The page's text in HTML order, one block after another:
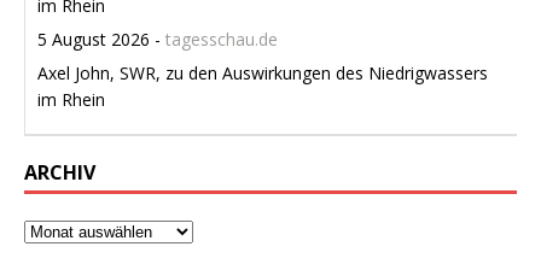
5 August 2026
Axel John, SWR, zu den Auswirkungen des Niedrigwassers
im Rhein
ARCHIV